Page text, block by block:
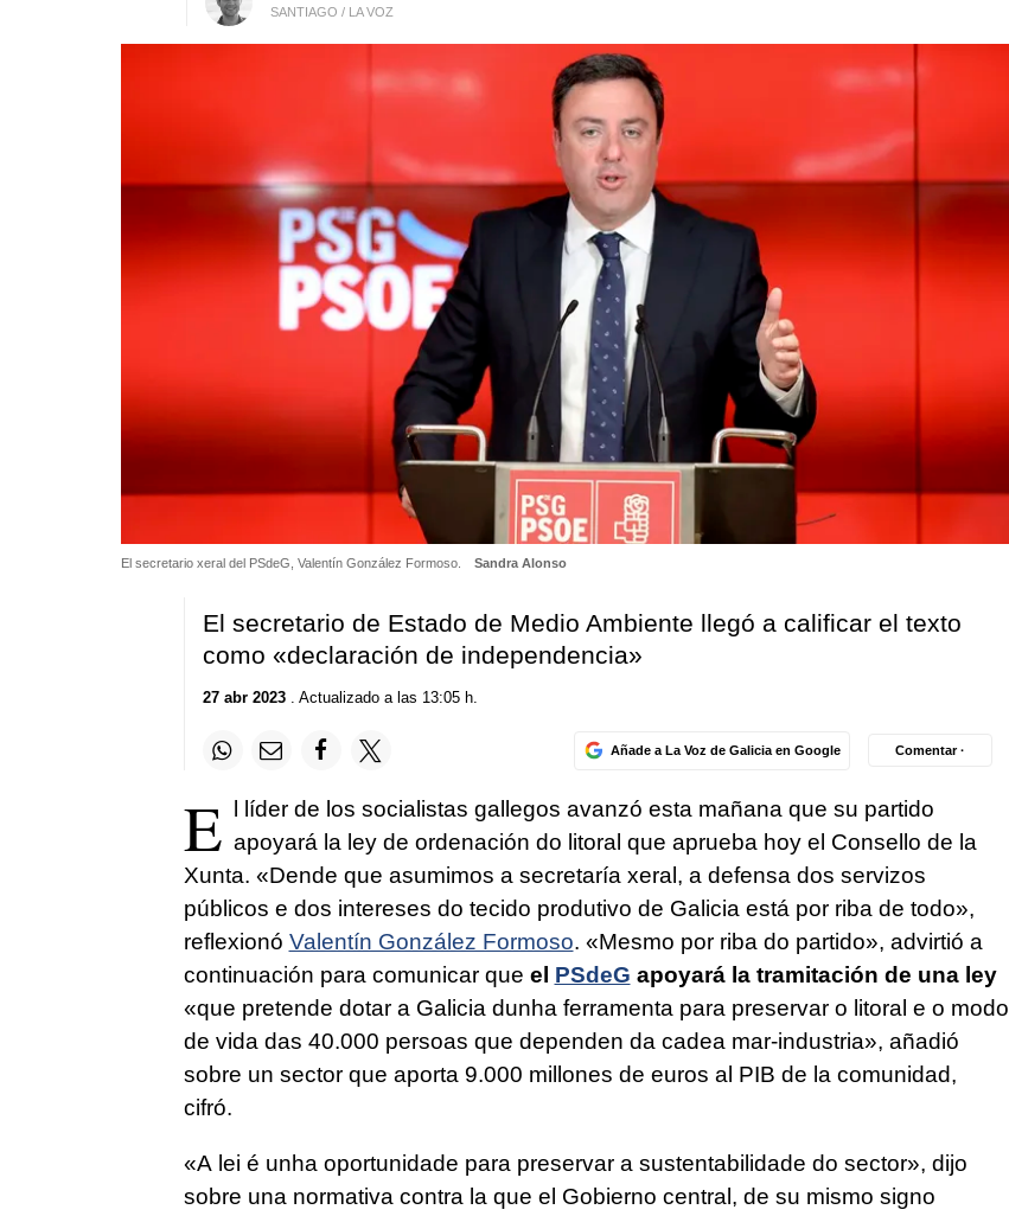
SANTIAGO / LA VOZ
El secretario xeral del PSdeG, Valentín González Formoso. Sandra Alonso
El secretario de Estado de Medio Ambiente llegó a calificar el texto
como «declaración de independencia»
27 abr 2023. Actualizado a las 13:05 h.
Añade a La Voz de Galicia en Google Comentar ·
E
l líder de los socialistas gallegos avanzó esta mañana que su partido
apoyará la ley de ordenación do litoral que aprueba hoy el Consello de la
Xunta. «Dende que asumimos a secretaría xeral, a defensa dos servizos
públicos e dos intereses do tecido produtivo de Galicia está por riba de todo»,
reflexionó Valentín González Formoso. «Mesmo por riba do partido», advirtió a
continuación para comunicar que el PSdeG apoyará la tramitación de una ley
«que pretende dotar a Galicia dunha ferramenta para preservar o litoral e o modo
de vida das 40.000 persoas que dependen da cadea mar-industria», añadió
sobre un sector que aporta 9.000 millones de euros al PIB de la comunidad,
cifró.
«A lei é unha oportunidade para preservar a sustentabilidade do sector», dijo
sobre una normativa contra la que el Gobierno central, de su mismo signo